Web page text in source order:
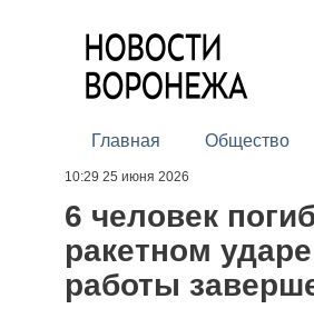
Главная Общество
10:29 25 июня 2026
6 человек
ракетном
работы